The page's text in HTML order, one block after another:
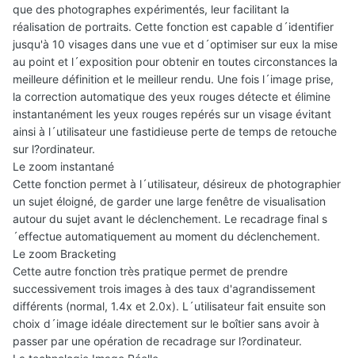
que des photographes expérimentés, leur facilitant la
réalisation de portraits. Cette fonction est capable d´identifier
jusqu'à 10 visages dans une vue et d´optimiser sur eux la mise
au point et l´exposition pour obtenir en toutes circonstances la
meilleure définition et le meilleur rendu. Une fois l´image prise,
la correction automatique des yeux rouges détecte et élimine
instantanément les yeux rouges repérés sur un visage évitant
ainsi à l´utilisateur une fastidieuse perte de temps de retouche
sur l?ordinateur.
Le zoom instantané
Cette fonction permet à l´utilisateur, désireux de photographier
un sujet éloigné, de garder une large fenêtre de visualisation
autour du sujet avant le déclenchement. Le recadrage final s
´effectue automatiquement au moment du déclenchement.
Le zoom Bracketing
Cette autre fonction très pratique permet de prendre
successivement trois images à des taux d'agrandissement
différents (normal, 1.4x et 2.0x). L´utilisateur fait ensuite son
choix d´image idéale directement sur le boîtier sans avoir à
passer par une opération de recadrage sur l?ordinateur.